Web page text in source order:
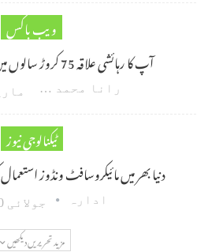
ویب باکس
آپ کا رہائشی علاقہ 75 کروڑ سالوں میں کتنا تبدیل ہوا ہے؟
رانا محمد امین اکبر مارچ 10،
ٹیکنالوجی نیوز
دنیا بھر میں مائیکروسافٹ ونڈوز
ادارہ جولائی 20، 2024
مزید تحریریں دیکھیں